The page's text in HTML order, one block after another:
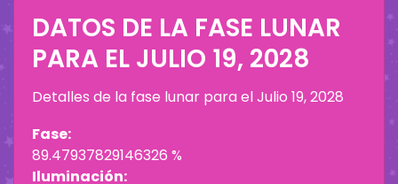
DATOS DE LA FASE LUNAR
PARA EL JULIO 19, 2028
Detalles de la fase lunar para elJulio 19, 2028
Fase:
89.47937829146326 %
Iluminación: